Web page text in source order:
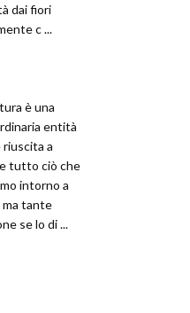
dai fiori
c ...
è una
entità
riuscita a
tutto ciò che
intorno a
ma tante
se lo di ...